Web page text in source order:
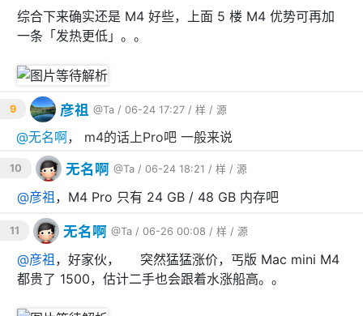
综合下来确实还是 M4 好些，上面 5 楼 M4 优势可再加
一条「发热更低」。。
9 彦祖 @Ta / 06-24 17:27 / 样 / 源
@无名啊， m4的话上Pro吧 一般来说
10 无名啊 @Ta / 06-24 18:21 / 样 / 源
@彦祖 ，M4 Pro 只有 24 GB / 48 GB 内存吧
11 无名啊 @Ta / 06-26 00:08 / 样 / 源
@彦祖 ，好家伙，🍎 突然猛猛涨价，丐版 Mac mini M4
都贵了 1500，估计二手也会跟着水涨船高。。